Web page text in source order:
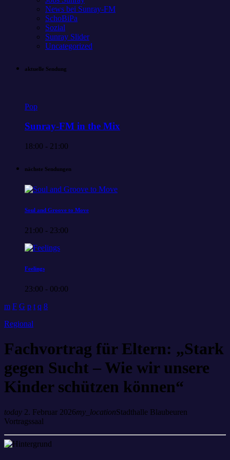
News bei Sunray-FM
SchoBiPa
Sozial
Sunray Slider
Uncategorized
aktuelle Sendung
Pop
Sunray-FM in the Mix
18:00 - 21:00
nächste Sendungen
Soul and Groove to Move
21:00 - 23:00
Feelings
23:00 - 00:00
Regional
Fachvortrag für Eltern: „Stark
gegen Sucht – Wie wir unsere
Kinder schützen können“
today 2. Februar 2026my_locationStadthalle Blaubeuren
Vortragssaal